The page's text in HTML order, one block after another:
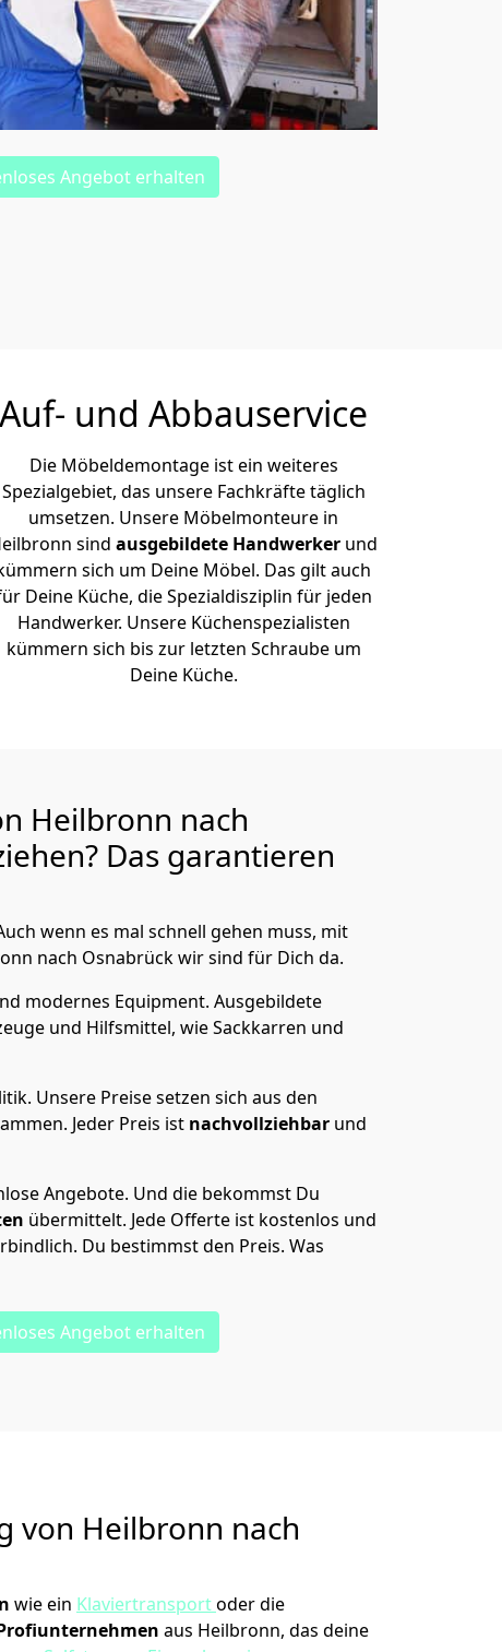
Angebot erhalten
Auf- und Abbauservice
Die Möbeldemontage ist ein weiteres
Spezialgebiet, das unsere Fachkräfte täglich
umsetzen. Unsere Möbelmonteure in
sind ausgebildete Handwerker und
sich um Deine Möbel. Das gilt auch
Deine Küche, die Spezialdisziplin für jeden
Handwerker. Unsere Küchenspezialisten
kümmern sich bis zur letzten Schraube um
Deine Küche.
Heilbronn nach
Das garantieren
wenn es mal schnell gehen muss, mit
nach Osnabrück wir sind für Dich da.
modernes Equipment. Ausgebildete
und Hilfsmittel, wie Sackkarren und
Unsere Preise setzen sich aus den
Jeder Preis ist nachvollziehbar und
Angebote. Und die bekommst Du
übermittelt. Jede Offerte ist kostenlos und
Du bestimmst den Preis. Was
Angebot erhalten
von Heilbronn nach
wie ein Klaviertransportoder die
aus Heilbronn, das deine